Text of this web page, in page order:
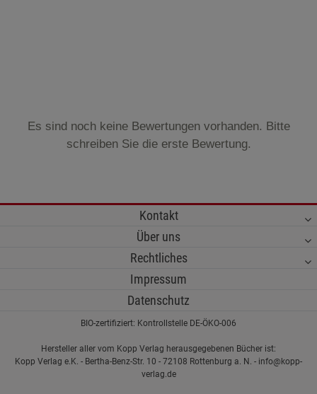
Es sind noch keine Bewertungen vorhanden. Bitte
schreiben Sie die erste Bewertung.
Kontakt
Über uns
Rechtliches
Impressum
Datenschutz
BIO-zertifiziert: Kontrollstelle DE-ÖKO-006
Hersteller aller vom Kopp Verlag herausgegebenen Bücher ist:
Kopp Verlag e.K. - Bertha-Benz-Str. 10 - 72108 Rottenburg a. N. - info@kopp-
verlag.de